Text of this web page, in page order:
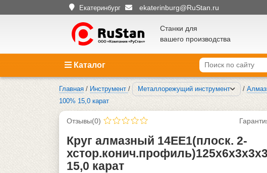
Екатеринбург ekaterinburg@RuStan.ru
Станки для
вашего производства
Каталог
Главная / Инструмент / Металлорежущий инструмент /
100% 15,0 карат
Отзывы(0)
Круг алмазный 14ЕЕ1(плоск. 2-
15,0 карат